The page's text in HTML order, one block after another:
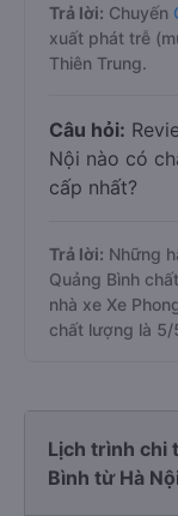
Trả lời: Chuyến
xuất phát trễ
Thiên Trung.
Câu hỏi:
Nội nào có
cấp nhất?
Trả lời: Những
Quảng Bình
nhà xe Xe
chất lượng là 5/
Lịch trình chi
Bình từ Hà